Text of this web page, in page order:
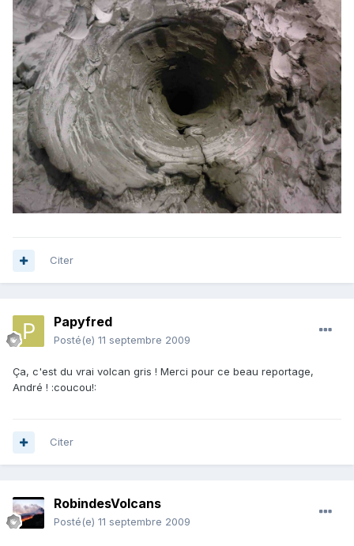
Citer
Papyfred
Posté(e) 11 septembre 2009
Ça, c'est du vrai volcan gris ! Merci pour ce beau reportage,
André ! :coucou!:
Citer
RobindesVolcans
Posté(e) 11 septembre 2009